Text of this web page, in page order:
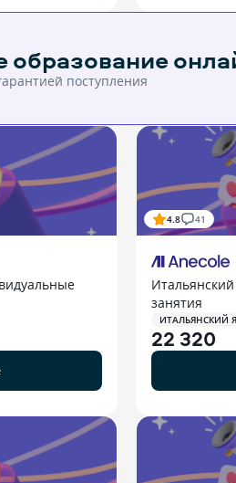
образование
поступления
4.8 41
занятия
ИТАЛЬЯНСКИЙ
22 320